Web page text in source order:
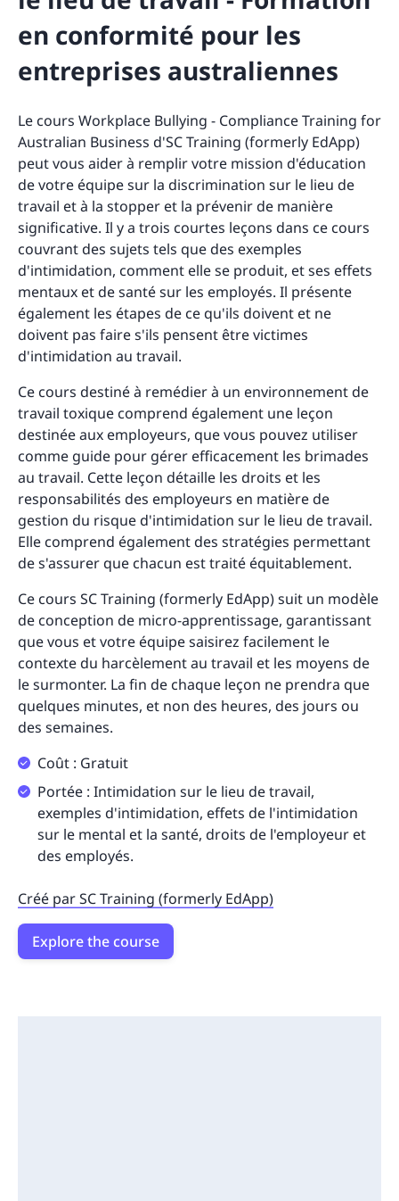
en conformité pour les
entreprises australiennes
Le cours Workplace Bullying - Compliance Training for
Australian Business d'SC Training (formerly EdApp)
peut vous aider à remplir votre mission d'éducation
de votre équipe sur la discrimination sur le lieu de
travail et à la stopper et la prévenir de manière
significative. Il y a trois courtes leçons dans ce cours
couvrant des sujets tels que des exemples
d'intimidation, comment elle se produit, et ses effets
mentaux et de santé sur les employés. Il présente
également les étapes de ce qu'ils doivent et ne
doivent pas faire s'ils pensent être victimes
d'intimidation au travail.
Ce cours destiné à remédier à un environnement de
travail toxique comprend également une leçon
destinée aux employeurs, que vous pouvez utiliser
comme guide pour gérer efficacement les brimades
au travail. Cette leçon détaille les droits et les
responsabilités des employeurs en matière de
gestion du risque d'intimidation sur le lieu de travail.
Elle comprend également des stratégies permettant
de s'assurer que chacun est traité équitablement.
Ce cours SC Training (formerly EdApp) suit un modèle
de conception de micro-apprentissage, garantissant
que vous et votre équipe saisirez facilement le
contexte du harcèlement au travail et les moyens de
le surmonter. La fin de chaque leçon ne prendra que
quelques minutes, et non des heures, des jours ou
des semaines.
Coût : Gratuit
Portée : Intimidation sur le lieu de travail,
exemples d'intimidation, effets de l'intimidation
sur le mental et la santé, droits de l'employeur et
des employés.
Créé par SC Training (formerly EdApp)
Explore the course